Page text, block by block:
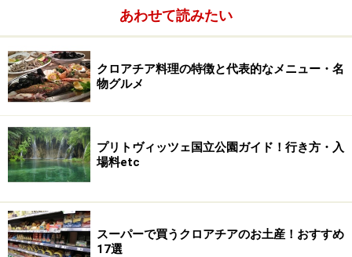
あわせて読みたい
クロアチア料理の特徴と代表的なメニュー・名
物グルメ
プリトヴィッツェ国立公園ガイド！行き方・入
場料etc
スーパーで買うクロアチアのお土産！おすすめ
17選